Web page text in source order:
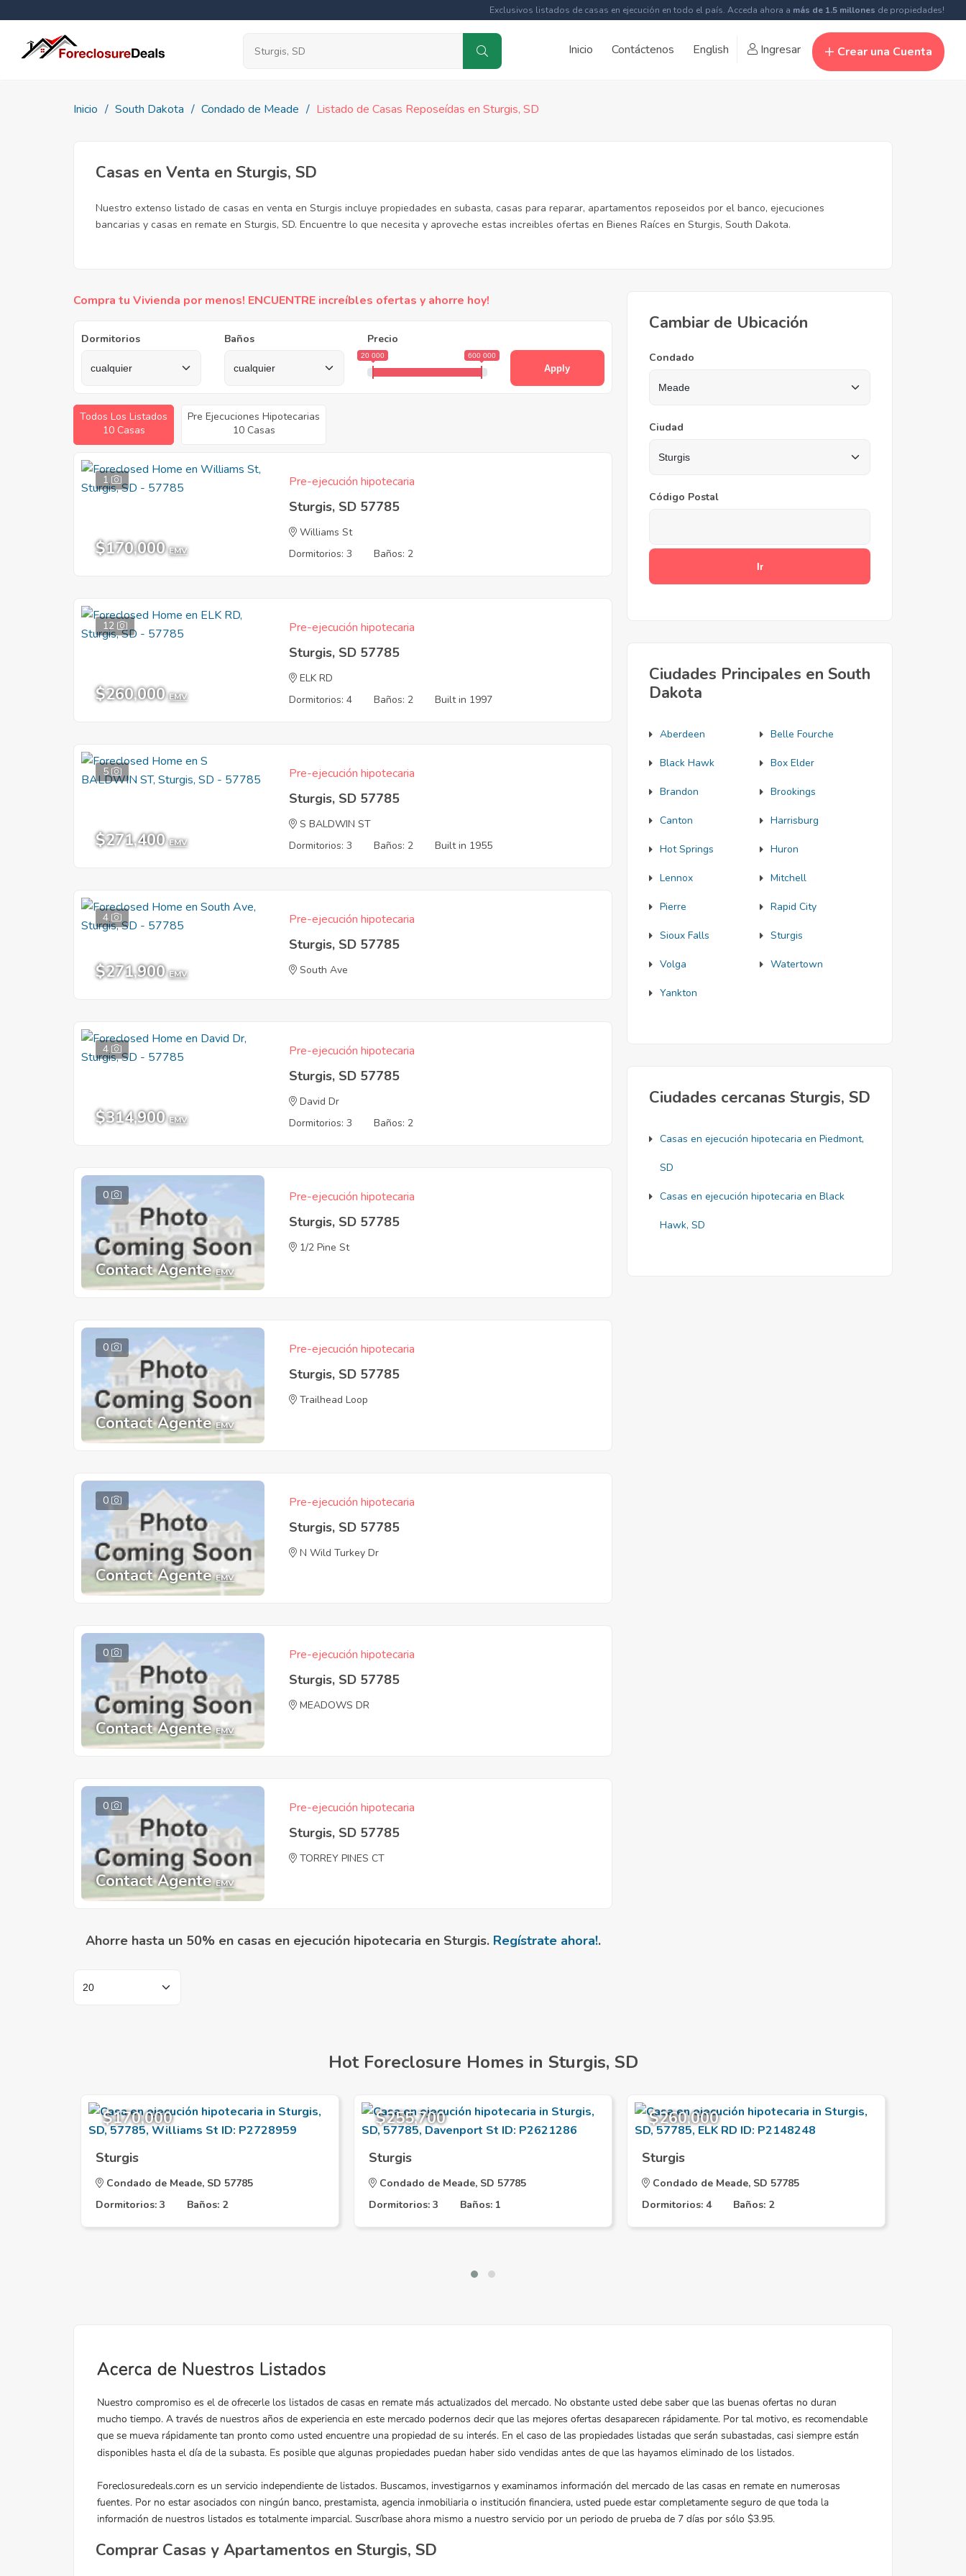
Exclusivos listados de casas en ejecución en todo el país. Acceda ahora a más de 1.5 millones de propiedades!
Inicio Contáctenos English Ingresar Crear una Cuenta
Inicio South Dakota Condado de Meade Listado de Casas Reposeídas en Sturgis, SD
Casas en Venta en Sturgis, SD
Nuestro extenso listado de casas en venta en Sturgis incluye propiedades en subasta, casas para reparar, apartamentos reposeidos por el banco, ejecuciones
bancarias y casas en remate en Sturgis, SD. Encuentre lo que necesita y aproveche estas increibles ofertas en Bienes Raíces en Sturgis, South Dakota.
Compra tu Vivienda por menos! ENCUENTRE increíbles ofertas y ahorre hoy!
Dormitorios Baños Precio
20 000 600 000
Apply
Todos Los Listados
10 Casas
Pre Ejecuciones Hipotecarias
10 Casas
1
$170,000 EMV
Pre-ejecución hipotecaria
Sturgis, SD 57785
Williams St
Dormitorios: 3
Baños: 2
12
$260,000 EMV
Pre-ejecución hipotecaria
Sturgis, SD 57785
ELK RD
Dormitorios: 4
Baños: 2 Built in 1997
5
$271,400 EMV
Pre-ejecución hipotecaria
Sturgis, SD 57785
S BALDWIN ST
Dormitorios: 3
Baños: 2 Built in 1955
4
$271,900 EMV
Pre-ejecución hipotecaria
Sturgis, SD 57785
South Ave
4
$314,900 EMV
Pre-ejecución hipotecaria
Sturgis, SD 57785
David Dr
Dormitorios: 3
Baños: 2
0
Contact Agente EMV
Pre-ejecución hipotecaria
Sturgis, SD 57785
1/2 Pine St
0
Contact Agente EMV
Pre-ejecución hipotecaria
Sturgis, SD 57785
Trailhead Loop
0
Contact Agente EMV
Pre-ejecución hipotecaria
Sturgis, SD 57785
N Wild Turkey Dr
0
Contact Agente EMV
Pre-ejecución hipotecaria
Sturgis, SD 57785
MEADOWS DR
0
Contact Agente EMV
Pre-ejecución hipotecaria
Sturgis, SD 57785
TORREY PINES CT
Ahorre hasta un 50% en casas en ejecución hipotecaria en Sturgis. Regístrate ahora!.
Cambiar de Ubicación
Condado
Ciudad
Código Postal
Ciudades Principales en South
Dakota
Aberdeen Belle Fourche
Black Hawk Box Elder
Brandon Brookings
Canton Harrisburg
Hot Springs Huron
Lennox Mitchell
Pierre Rapid City
Sioux Falls Sturgis
Volga Watertown
Yankton
Ciudades cercanas Sturgis, SD
Casas en ejecución hipotecaria en Piedmont,
SD
Casas en ejecución hipotecaria en Black
Hawk, SD
Hot Foreclosure Homes in Sturgis, SD
$170,000
Sturgis
Condado de Meade, SD 57785
Dormitorios: 3
Baños: 2
$255,700
Sturgis
Condado de Meade, SD 57785
Dormitorios: 3
Baños: 1
$260,000
Sturgis
Condado de Meade, SD 57785
Dormitorios: 4
Baños: 2
Comprar Casas y Apartamentos en Sturgis, SD